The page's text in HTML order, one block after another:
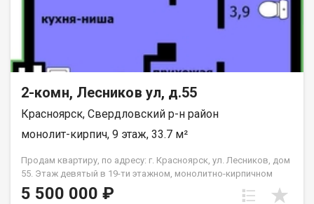
2-комн, Лесников ул, д.55
Красноярск, Свердловский р-н район
монолит-кирпич, 9 этаж, 33.7 м²
Продам квартиру, по адресу: г. Красноярск, ул. Лесников, дом
55. Этаж девятый в 19-ти этажном, монолитно-кирпичном
доме. Общая площадь- 33.7 кв.м., кухня-гостиная-14,6 кв.м.,
спальня--10,3 кв.м. Предчистовая отделка от застройщика.
5 500 000 ₽